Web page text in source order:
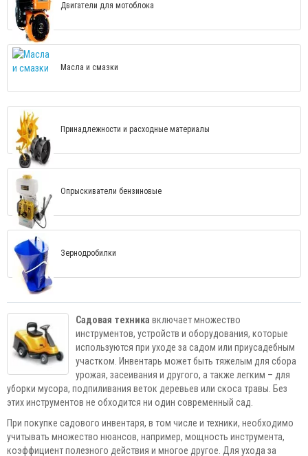
Двигатели для мотоблока
Масла и смазки
Принадлежности и расходные материалы
Опрыскиватели бензиновые
Зернодробилки
Садовая техника включает множество
инструментов, устройств и оборудования, которые
используются при уходе за садом или приусадебным
участком. Инвентарь может быть тяжелым для сбора
урожая, засеивания и другого, а также легким – для
уборки мусора, подпиливания веток деревьев или скоса травы. Без
этих инструментов не обходится ни один современный сад.
При покупке садового инвентаря, в том числе и техники, необходимо
учитывать множество нюансов, например, мощность инструмента,
коэффициент полезного действия и многое другое. Для ухода за